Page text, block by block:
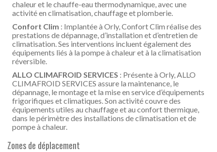
chaleur et le chauffe-eau thermodynamique, avec une
activité en climatisation, chauffage et plomberie.
Confort Clim : Implantée à Orly, Confort Clim réalise des
prestations de dépannage, d’installation et d’entretien de
climatisation. Ses interventions incluent également des
équipements liés à la pompe à chaleur et à la climatisation
réversible.
ALLO CLIMAFROID SERVICES : Présente à Orly, ALLO
CLIMAFROID SERVICES assure la maintenance, le
dépannage, le montage et la mise en service d’équipements
frigorifiques et climatiques. Son activité couvre des
équipements utiles au chauffage et au confort thermique,
dans le périmètre des installations de climatisation et de
pompe à chaleur.
Zones de déplacement